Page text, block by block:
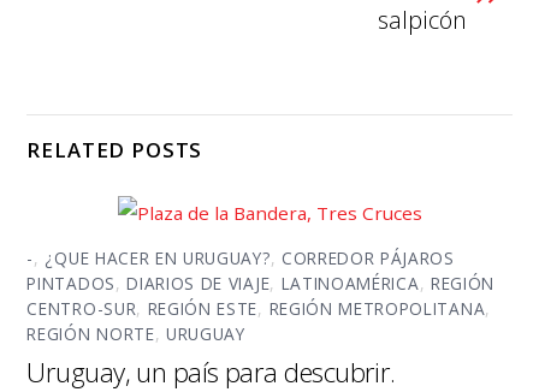
salpicón
RELATED POSTS
-, ¿QUE HACER EN URUGUAY?, CORREDOR PÁJAROS
PINTADOS,DIARIOS DE VIAJE, LATINOAMÉRICA, REGIÓN
CENTRO-SUR, REGIÓN ESTE, REGIÓN METROPOLITANA,
REGIÓN NORTE, URUGUAY
Uruguay, un país para descubrir.